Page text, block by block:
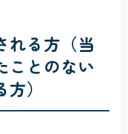
れる方（当
ことのない
）